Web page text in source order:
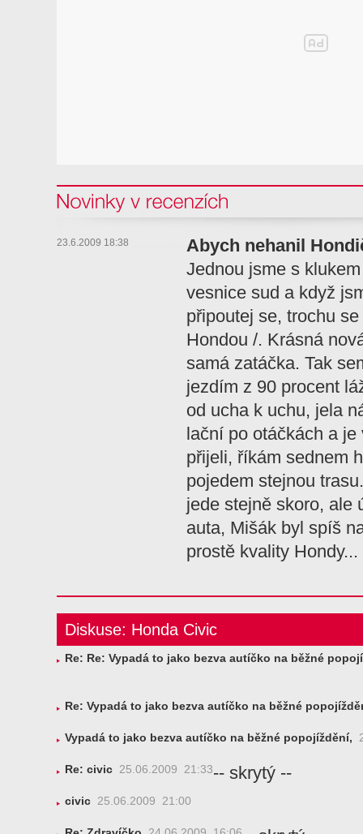
Novinky v recenzi
23.6.2009 18:38
Abych nehanil
Jednou jsme s
vesnice sud a když
připoutej se, trochu
Hondou /. Krásná
samá zatáčka. Tak
jezdím z 90 procent
od ucha k uchu, jela
lační po otáčkách a
přijeli, říkám sednem
pojedem stejnou
jede stejně skoro, ale
auta, Mišák byl spíš
prostě kvality Hondy...
Diskuse: Honda Civic
Re: Re: Vypadá to jako bezva autíčko na běžné
Re: Vypadá to jako bezva autíčko na běžné
Vypadá to jako bezva autíčko na běžné popojíždění,
Re: civic 25.06.2009 21:33-- skrytý --
civic 25.06.2009 21:00